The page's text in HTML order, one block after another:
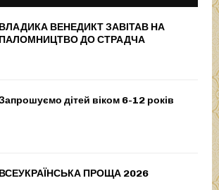
ВЛАДИКА ВЕНЕДИКТ ЗАВІТАВ НА
ПАЛОМНИЦТВО ДО СТРАДЧА
дітей віком 6-12 років
ВСЕУКРАЇНСЬКА ПРОЩА 2026